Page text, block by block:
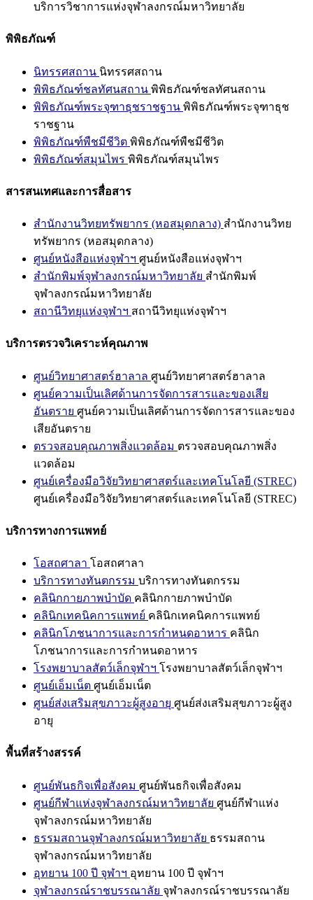
บริการวิชาการแห่งจุฬาลงกรณ์มหาวิทยาลัย
พิพิธภัณฑ์
นิทรรศสถาน นิทรรศสถาน
พิพิธภัณฑ์ชลทัศนสถาน พิพิธภัณฑ์ชลทัศนสถาน
พิพิธภัณฑ์พระจุฑาธุชราชฐาน พิพิธภัณฑ์พระจุฑาธุช
ราชฐาน
พิพิธภัณฑ์พืชมีชีวิต พิพิธภัณฑ์พืชมีชีวิต
พิพิธภัณฑ์สมุนไพร พิพิธภัณฑ์สมุนไพร
สารสนเทศและการสื่อสาร
สำนักงานวิทยทรัพยากร (หอสมุดกลาง) สำนักงานวิทย
ทรัพยากร (หอสมุดกลาง)
ศูนย์หนังสือแห่งจุฬาฯ ศูนย์หนังสือแห่งจุฬาฯ
สำนักพิมพ์จุฬาลงกรณ์มหาวิทยาลัย สำนักพิมพ์
จุฬาลงกรณ์มหาวิทยาลัย
สถานีวิทยุแห่งจุฬาฯ สถานีวิทยุแห่งจุฬาฯ
บริการตรวจวิเคราะห์คุณภาพ
ศูนย์วิทยาศาสตร์ฮาลาล ศูนย์วิทยาศาสตร์ฮาลาล
ศูนย์ความเป็นเลิศด้านการจัดการสารและของเสีย
อันตราย ศูนย์ความเป็นเลิศด้านการจัดการสารและของ
เสียอันตราย
ตรวจสอบคุณภาพสิ่งแวดล้อม ตรวจสอบคุณภาพสิ่ง
แวดล้อม
ศูนย์เครื่องมือวิจัยวิทยาศาสตร์และเทคโนโลยี (STREC)
ศูนย์เครื่องมือวิจัยวิทยาศาสตร์และเทคโนโลยี (STREC)
บริการทางการแพทย์
โอสถศาลา โอสถศาลา
บริการทางทันตกรรม บริการทางทันตกรรม
คลินิกกายภาพบำบัด คลินิกกายภาพบำบัด
คลินิกเทคนิคการแพทย์ คลินิกเทคนิคการแพทย์
คลินิกโภชนาการและการกำหนดอาหาร คลินิก
โภชนาการและการกำหนดอาหาร
โรงพยาบาลสัตว์เล็กจุฬาฯ โรงพยาบาลสัตว์เล็กจุฬาฯ
ศูนย์เอ็มเน็ต ศูนย์เอ็มเน็ต
ศูนย์ส่งเสริมสุขภาวะผู้สูงอายุ ศูนย์ส่งเสริมสุขภาวะผู้สูง
อายุ
พื้นที่สร้างสรรค์
ศูนย์พันธกิจเพื่อสังคม ศูนย์พันธกิจเพื่อสังคม
ศูนย์กีฬาแห่งจุฬาลงกรณ์มหาวิทยาลัย ศูนย์กีฬาแห่ง
จุฬาลงกรณ์มหาวิทยาลัย
ธรรมสถานจุฬาลงกรณ์มหาวิทยาลัย ธรรมสถาน
จุฬาลงกรณ์มหาวิทยาลัย
อุทยาน 100 ปี จุฬาฯ อุทยาน 100 ปี จุฬาฯ
จุฬาลงกรณ์ราชบรรณาลัย จุฬาลงกรณ์ราชบรรณาลัย